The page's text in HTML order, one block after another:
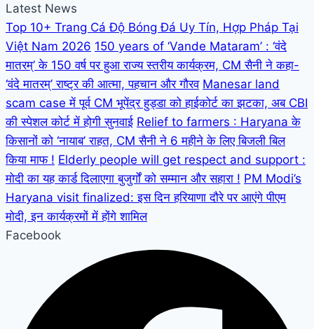
Latest News
Top 10+ Trang Cá Độ Bóng Đá Uy Tín, Hợp Pháp Tại
Việt Nam 2026 150 years of ‘Vande Mataram’ : ‘वंदे
मातरम्’ के 150 वर्ष पर हुआ राज्य स्तरीय कार्यक्रम, CM सैनी ने कहा-
‘वंदे मातरम्’ राष्ट्र की आत्मा, पहचान और गौरव Manesar land
scam case में पूर्व CM भूपेंद्र हुड्डा को हाईकोर्ट का झटका, अब CBI
की स्पेशल कोर्ट में होगी सुनवाई Relief to farmers : Haryana के
किसानों को ‘नायाब’ राहत, CM सैनी ने 6 महीने के लिए बिजली बिल
किया माफ ! Elderly people will get respect and support :
मोदी का यह कार्ड दिलाएगा बुजुर्गों को सम्मान और सहारा ! PM Modi’s
Haryana visit finalized: इस दिन हरियाणा दौरे पर आएंगे पीएम
मोदी, इन कार्यक्रमों में होंगे शामिल
Facebook